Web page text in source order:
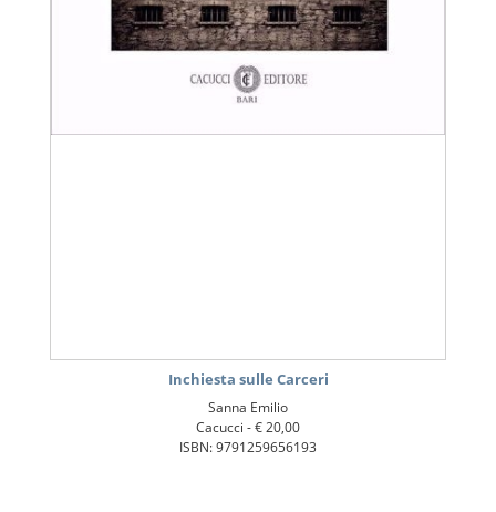
Inchiesta sulle Carceri
Sanna Emilio
Cacucci -€ 20,00
ISBN: 9791259656193